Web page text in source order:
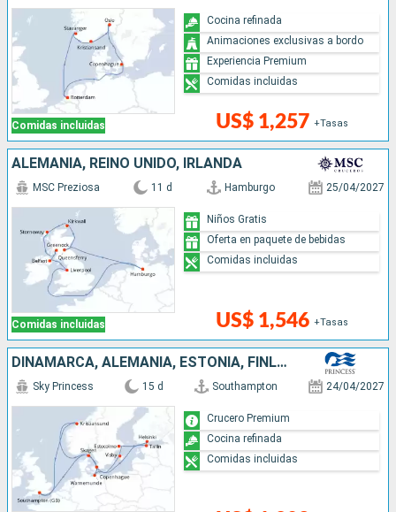
Comidas incluidas US$ 1,257 +Tasas
Cocina refinada
Animaciones exclusivas a bordo
Experiencia Premium
Comidas incluidas
ALEMANIA, REINO UNIDO, IRLANDA
Comidas incluidas
MSC Preziosa 11 d Hamburgo 25/04/2027
US$ 1,546 +Tasas
Niños Gratis
Oferta en paquete de bebidas
Comidas incluidas
DINAMARCA, ALEMANIA, ESTONIA, FINLANDIA, SUECIA, NORUEGA, REINO UNIDO
Sky Princess 15 d Southampton 24/04/2027
Crucero Premium
Cocina refinada
Comidas incluidas